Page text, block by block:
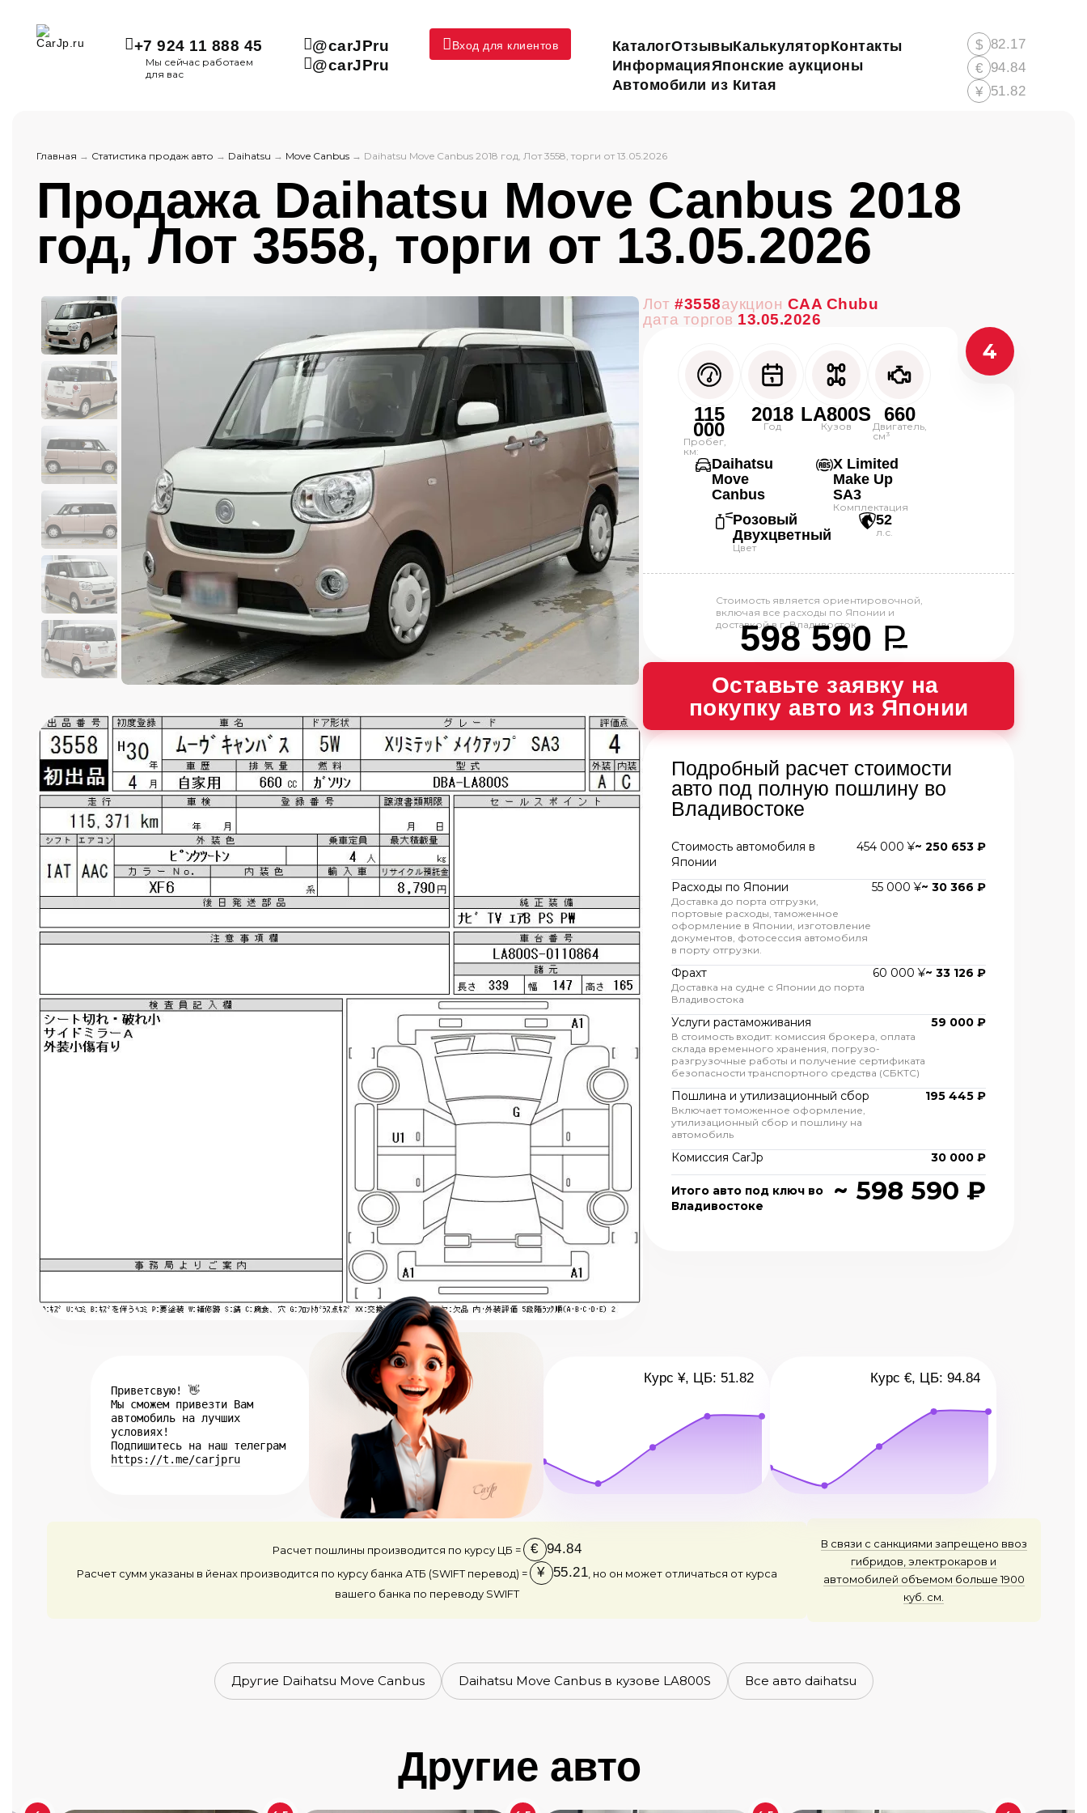
+7 924 11 888 45
Мы сейчас работаем
для вас
@carJPru
@carJPru
Вход для клиентов КаталогОтзывыКалькуляторКонтакты
ИнформацияЯпонские аукционы
Автомобили из Китая
$ 82.17
€ 94.84
¥ 51.82
Главная → Статистика продаж авто → Daihatsu → Move Canbus → Daihatsu Move Canbus 2018 год, Лот 3558, торги от 13.05.2026
Продажа Daihatsu Move Canbus 2018
год, Лот 3558, торги от 13.05.2026
Лот #3558аукцион CAA Chubu
дата торгов 13.05.2026
4
115
000
Пробег,
км:
2018
Год
LA800S
Кузов
660
Двигатель,
см³
Daihatsu
Move
Canbus
X Limited
Make Up
SA3
Комплектация
Розовый
Двухцветный
Цвет
52
л.с.
Стоимость является ориентировочной,
включая все расходы по Японии и
доставкой в г. Владивосток.
598 590 P
--
Оставьте заявку на
покупку авто из Японии
Подробный расчет стоимости
авто под полную пошлину во
Владивостоке
Стоимость автомобиля в
Японии
454 000 ¥~ 250 653 ₽
Расходы по Японии
Доставка до порта отгрузки,
портовые расходы, таможенное
оформление в Японии, изготовление
документов, фотосессия автомобиля
в порту отгрузки.
55 000 ¥~ 30 366 ₽
Фрахт
Доставка на судне с Японии до порта
Владивостока
60 000 ¥~ 33 126 ₽
Услуги растаможивания
В стоимость входит: комиссия брокера, оплата
склада временного хранения, погрузо-
разгрузочные работы и получение сертификата
безопасности транспортного средства (СБКТС)
59 000 ₽
Пошлина и утилизационный сбор
Включает томоженное оформление,
утилизационный сбор и пошлину на
автомобиль
195 445 ₽
Комиссия CarJp 30 000 ₽
Итого авто под ключ во
Владивостоке
~ 598 590 ₽
Приветсвую! 👋
Мы сможем привезти Вам
автомобиль на лучших
условиях!
Подпишитесь на наш телеграм
https://t.me/carjpru
Курс ¥, ЦБ: 51.82 Курс €, ЦБ: 94.84
Расчет пошлины производится по курсу ЦБ = € 94.84
Расчет сумм указаны в йенах производится по курсу банка АТБ (SWIFT перевод) = ¥ 55.21 , но он может отличаться от курса
вашего банка по переводу SWIFT
В связи с санкциями запрещено ввоз
гибридов, электрокаров и
автомобилей объемом больше 1900
куб. см.
Другие Daihatsu Move Canbus Daihatsu Move Canbus в кузове LA800S Все авто daihatsu
Другие авто